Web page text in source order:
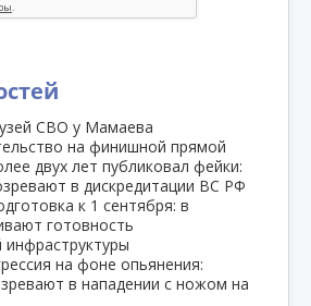
СВО у Мамаева
на финишной прямой
двух лет публиковал фейки:
в дискредитации ВС РФ
к 1 сентября: в
готовность
на фоне опьянения:
в нападении с ножом на